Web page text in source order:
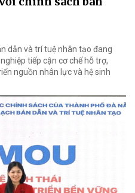
dẫn và trí tuệ nhân tạo đang
tiếp cận cơ chế hỗ trợ,
nguồn nhân lực và hệ sinh